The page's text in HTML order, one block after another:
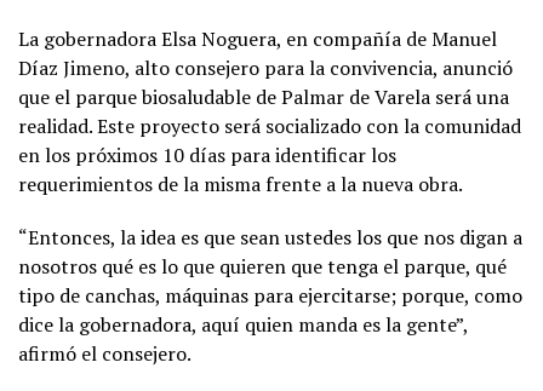
La gobernadora Elsa Noguera, en compañía de Manuel
Díaz Jimeno, alto consejero para la convivencia, anunció
que el parque biosaludable de Palmar de Varela será una
realidad. Este proyecto será socializado con la comunidad
en los próximos 10 días para identificar los
requerimientos de la misma frente a la nueva obra.
“Entonces, la idea es que sean ustedes los que nos digan a
nosotros qué es lo que quieren que tenga el parque, qué
tipo de canchas, máquinas para ejercitarse; porque, como
dice la gobernadora, aquí quien manda es la gente”,
afirmó el consejero.